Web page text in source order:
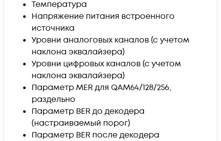
Температура
Напряжение питания встроенного
источника
Уровни аналоговых каналов (с учетом
наклона эквалайзера)
Уровни цифровых каналов (с учетом
наклона эквалайзера)
Параметр MER для QAM64/128/256,
раздельно
Параметр BER до декодера
(настраиваемый порог)
Параметр BER после декодера